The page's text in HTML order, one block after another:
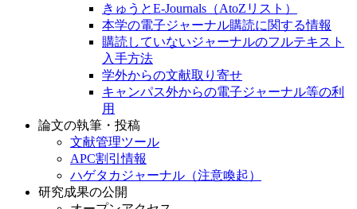
きゅうとE-Journals（AtoZリスト）
本学の電子ジャーナル購読に関する情報
購読していないジャーナルのフルテキスト
入手方法
学外からの文献取り寄せ
キャンパス外からの電子ジャーナル等の利
用
論文の執筆・投稿
文献管理ツール
APC割引情報
ハゲタカジャーナル（注意喚起）
研究成果の公開